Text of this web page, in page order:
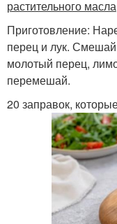
растительного
Приготовление:
перец и лук. Смешай
молотый перец,
перемешай.
20 заправок,